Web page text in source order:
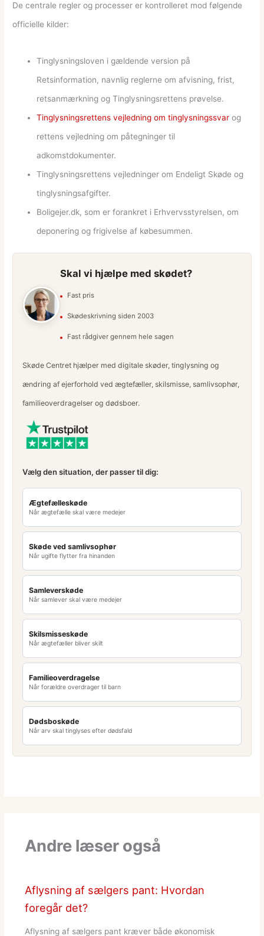
De centrale regler og processer er kontrolleret mod følgende
officielle kilder:
Tinglysningsloven i gældende version på
Retsinformation, navnlig reglerne om afvisning, frist,
retsanmærkning og Tinglysningsrettens prøvelse.
Tinglysningsrettens vejledning om tinglysningssvar og
rettens vejledning om påtegninger til
adkomstdokumenter.
Tinglysningsrettens vejledninger om Endeligt Skøde og
tinglysningsafgifter.
Boligejer.dk, som er forankret i Erhvervsstyrelsen, om
deponering og frigivelse af købesummen.
Skal vi hjælpe med skødet?
Fast pris
Skødeskrivning siden 2003
Fast rådgiver gennem hele sagen
Skøde Centret hjælper med digitale skøder, tinglysning og
ændring af ejerforhold ved ægtefæller, skilsmisse, samlivsophør,
familieoverdragelser og dødsboer.
Vælg den situation, der passer til dig:
Ægtefælleskøde
Når ægtefælle skal være medejer
Skøde ved samlivsophør
Når ugifte flytter fra hinanden
Samleverskøde
Når samlever skal være medejer
Skilsmisseskøde
Når ægtefæller bliver skilt
Familieoverdragelse
Når forældre overdrager til barn
Dødsboskøde
Når arv skal tinglyses efter dødsfald
Andre læser også
Aflysning af sælgers pant: Hvordan
foregår det?
Aflysning af sælgers pant kræver både økonomisk